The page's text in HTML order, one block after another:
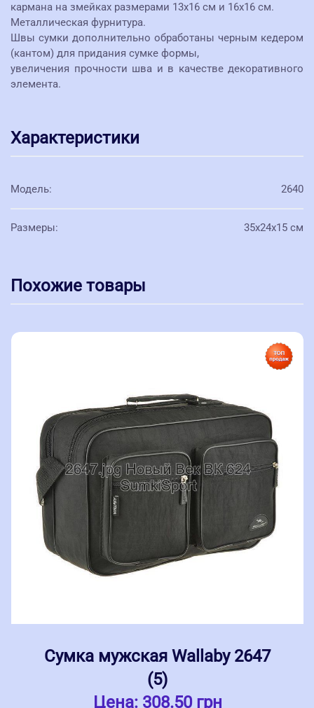
кармана на змейках размерами 13х16 см и 16х16 см.
Металлическая фурнитура.
Швы сумки дополнительно обработаны черным кедером
(кантом) для придания сумке формы,
увеличения прочности шва и в качестве декоративного
элемента.
Характеристики
Модель: 2640
Размеры: 35x24x15 см
Похожие товары
Сумка мужская Wallaby 2647
(5)
Цена: 308.50 грн